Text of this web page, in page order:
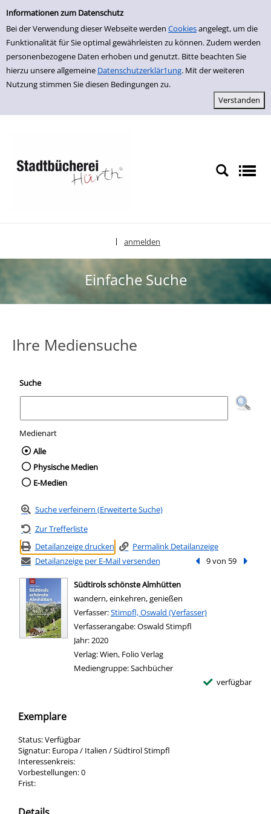
Einfache Suche
Informationen zum Datenschutz
Bei der Verwendung dieser Webseite werden Cookiesangelegt, um die
Funktionalität für Sie optimal gewährleisten zu können. Zudem werden
personenbezogene Daten erhoben und genutzt. Bitte beachten Sie
hierzu unsere allgemeine Datenschutzerklär1ung. Mit der weiteren
Nutzung stimmen Sie diesen Bedingungen zu.
zur Navigation springen
zum Inhalt springen
Zur Detailanzeige springen
anmelden
Einfache Suche
Ihre Mediensuche
Suche
Medienart
Wählen Sie die Medienart nach der Sie
Alle
Physische Medien
E-Medien
Suche verfeinern (Erweiterte Suche)
Zur Trefferliste
Detailanzeige drucken
Permalink Detailanzeige
Detailanzeige per E-Mail versenden
Vorheriger Treffer
9 von 59
Südtirols schönste Almhütten
wandern, einkehren, genießen
Verfasser:Suche nach diesem Verfasser
Stimpfl, Oswald (Verfasser)
Verfasserangabe:Oswald Stimpfl
Jahr:2020
Verlag:Wien, Folio Verlag
Mediengruppe:Sachbücher
verfügbar
Exemplare
Status:Verfügbar
Signatur: Europa / Italien / Südtirol Stimpfl
Interessenkreis:
Vorbestellungen:0
Frist: